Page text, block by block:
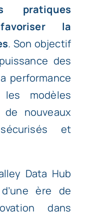
pratiques
la
. Son objectif
des
performance
les modèles
de nouveaux
et
Data Hub
ère de
dans